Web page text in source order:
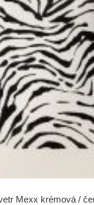
Mexx krémová /